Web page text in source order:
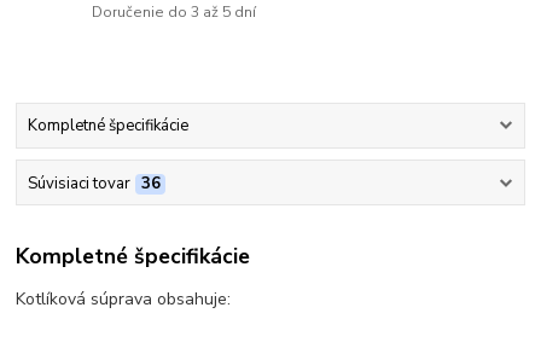
Doručenie do 3 až 5 dní
Kompletné špecifikácie
Súvisiaci tovar 36
Kompletné špecifikácie
Kotlíková súprava obsahuje: